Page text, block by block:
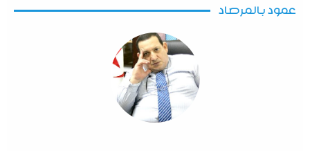
عمود بالمرصاد